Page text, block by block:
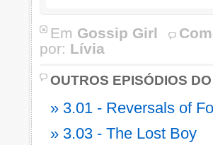
Em Gossip Girl
por: Lívia
OUTROS EPISÓDIOS
» 3.01 - Reversals of
» 3.03 - The Lost Boy